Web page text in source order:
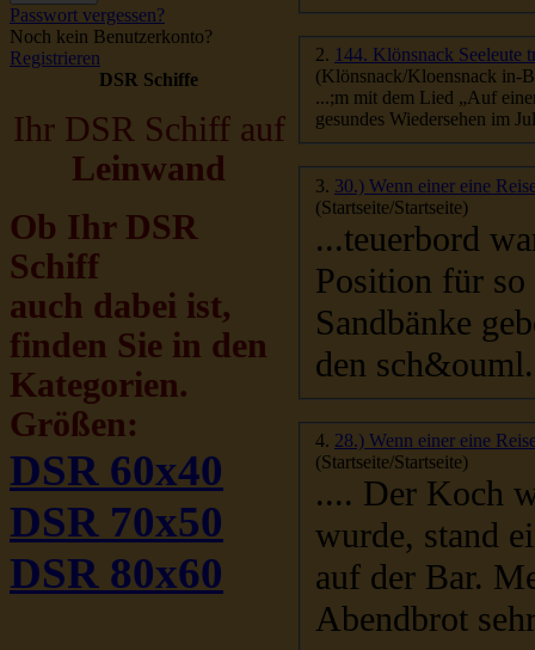
Passwort vergessen?
Noch kein Benutzerkonto?
Registrieren
DSR Schiffe
Ihr DSR Schiff auf
Leinwand
Ob Ihr DSR
Schiff
auch dabei ist,
finden Sie in den
Kategorien.
Größen:
DSR 60x40
DSR 70x50
DSR 80x60
2. 144. Klönsnack Seeleute
(Klönsnack/Kloensnack in-
3. 30.) Wenn einer eine
(Startseite/Startseite)
...teuerbord
Position für so
Sandbänke geben. Die mittlere Insel des
den
4. 28.) Wenn einer eine
(Startseite/Startseite)
.... Der Koch war
wurde, stand
auf der Bar.